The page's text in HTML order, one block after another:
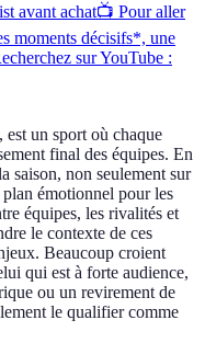
avant achat📺 Pour aller
moments décisifs*, une
sur YouTube :
, est un sport où chaque
final des équipes. En
saison, non seulement sur
émotionnel pour les
équipes, les rivalités et
le contexte de ces
Beaucoup croient
qui est à forte audience,
ou un revirement de
le qualifier comme